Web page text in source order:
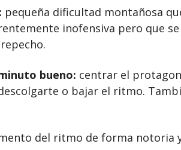
pequeña dificultad montañosa
inofensiva pero que
bueno: centrar el
o bajar el ritmo.
del ritmo de forma notoria